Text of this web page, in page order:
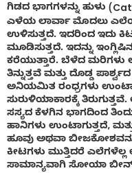
ಗಿಡದ ಭಾಗಗಳನ್ನು ಹುಳು
ಎಳೆಯ ಲಾರ್ವಾ ಮೊದಲು ಎಲೆಯ
ಉಳಿಸುತ್ತದೆ. ಇದರಿಂದ ಇದು
ಮೂಡಿಸುತ್ತದೆ. ಇದನ್ನು
ಕರೆಯುತ್ತಾರೆ. ಬೆಳೆದ ಮರಿಗಳು
ತಿನ್ನುತ್ತವೆ ಮತ್ತು ದೊಡ್ಡ
ಅನಿಯಮಿತ ರಂಧ್ರಗಳು
ಸುರುಳಿಯಾಕಾರಕ್ಕೆ
ಸಸ್ಯದ ಕೆಳಗಿನ ಭಾಗದಿಂದ
ಹಾನಿಗಳು ಉಂಟಾಗುತ್ತದೆ,
ಹೂವು ಅಥವಾ
ಕೀಟಗಳು ಮುತ್ತಿದರೆ
ಸಾಮಾನ್ಯವಾಗಿ ಸೋಯಾ ಬೀನ್